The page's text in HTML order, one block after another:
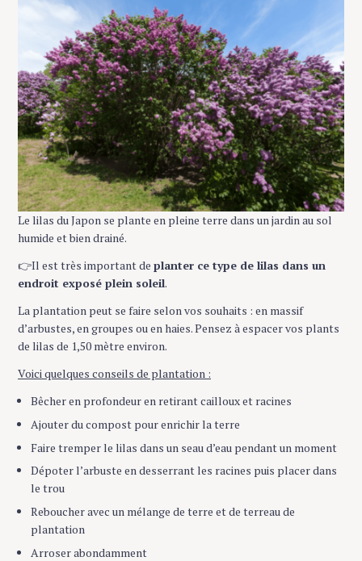
Le lilas du Japon se plante en pleine terre dans un jardin au sol
humide et bien drainé.
👉Il est très important de planter ce type de lilas dans un
endroit exposé plein soleil.
La plantation peut se faire selon vos souhaits : en massif
d’arbustes, en groupes ou en haies. Pensez à espacer vos plants
de lilas de 1,50 mètre environ.
Voici quelques conseils de plantation :
Bêcher en profondeur en retirant cailloux et racines
Ajouter du compost pour enrichir la terre
Faire tremper le lilas dans un seau d’eau pendant un moment
Dépoter l’arbuste en desserrant les racines puis placer dans
le trou
Reboucher avec un mélange de terre et de terreau de
plantation
Arroser abondamment